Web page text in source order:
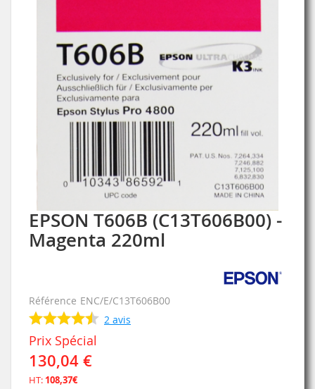
EPSON T606B (C13T606B00) -
Magenta 220ml
Référence ENC/E/C13T606B00
2 avis
Prix Spécial
130,04 €
HT: 108,37€
images
Skip
to
the
images
gallery